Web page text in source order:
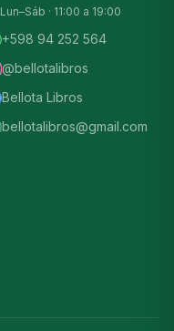
Lun–Sáb · 11:00 a 19:00
+598 94 252 564
@bellotalibros
Bellota Libros
bellotalibros@gmail.com